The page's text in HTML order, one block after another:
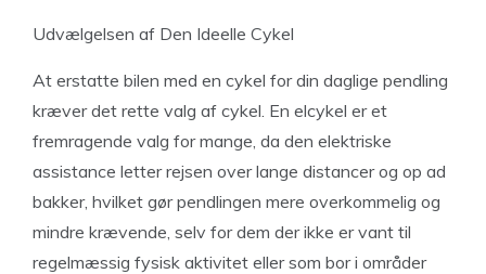
Udvælgelsen af Den Ideelle Cykel
At erstatte bilen med en cykel for din daglige pendling
kræver det rette valg af cykel. En elcykel er et
fremragende valg for mange, da den elektriske
assistance letter rejsen over lange distancer og op ad
bakker, hvilket gør pendlingen mere overkommelig og
mindre krævende, selv for dem der ikke er vant til
regelmæssig fysisk aktivitet eller som bor i områder